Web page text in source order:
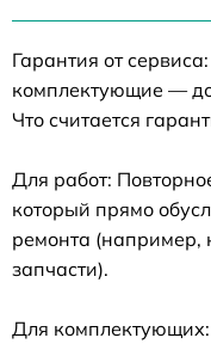
Гарантия от
комплектующие —
Что считается
Для работ:
который прямо
ремонта (например,
запчасти).
Для